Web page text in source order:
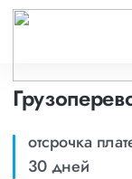
отсрочка
30 дней